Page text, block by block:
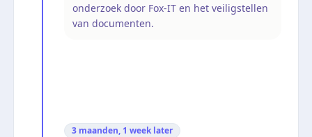
onderzoek door Fox-IT en het veiligstellen
van documenten.
3 maanden, 1 week later